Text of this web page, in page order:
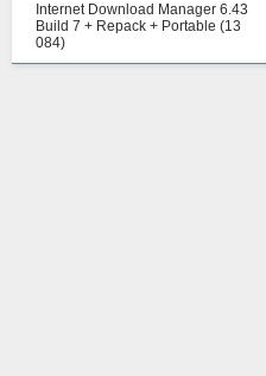
Internet Download Manager 6.43
Build 7 + Repack + Portable (13
084)